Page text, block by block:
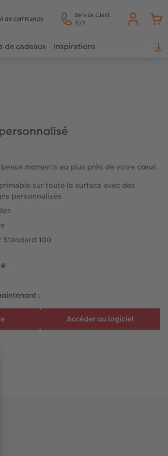
de commande
Service client
7j/7
de cadeaux Inspirations
moments au plus près de votre cœur.
sur toute la surface avec des
personnalisés
100
*
: